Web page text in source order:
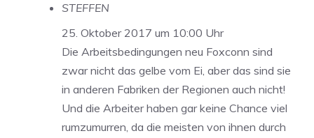
STEFFEN
25. Oktober 2017 um 10:00 Uhr
Die Arbeitsbedingungen neu Foxconn sind
zwar nicht das gelbe vom Ei, aber das sind sie
in anderen Fabriken der Regionen auch nicht!
Und die Arbeiter haben gar keine Chance viel
rumzumurren, da die meisten von ihnen durch